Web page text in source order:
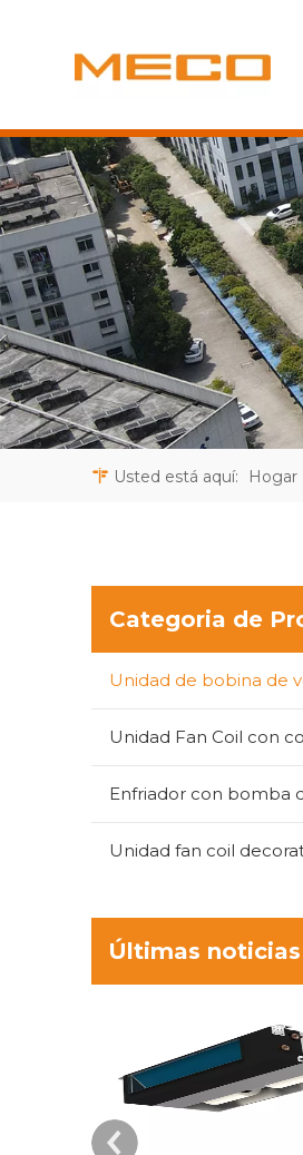
Usted está aquí: Hogar
Categoria de
Enfriador con bomba
Unidad fan coil
Últimas noticias